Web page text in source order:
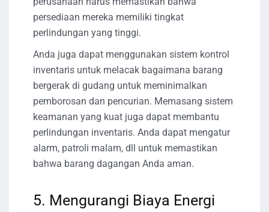
persediaan mereka memiliki tingkat
perlindungan yang tinggi.
Anda juga dapat menggunakan sistem kontrol
inventaris untuk melacak bagaimana barang
bergerak di gudang untuk meminimalkan
pemborosan dan pencurian. Memasang sistem
keamanan yang kuat juga dapat membantu
perlindungan inventaris. Anda dapat mengatur
alarm, patroli malam, dll untuk memastikan
bahwa barang dagangan Anda aman.
5. Mengurangi Biaya Energi